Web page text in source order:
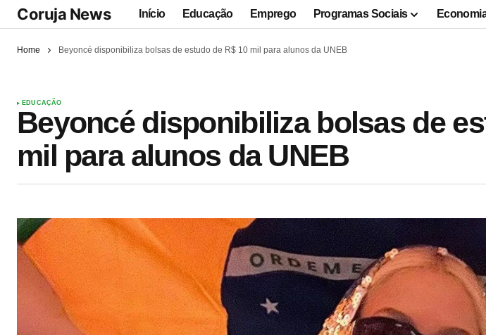
Coruja News Início Educação Emprego Programas Sociais
Home Beyoncé disponibiliza bolsas de estudo de R$ 10 mil para alunos da UNEB
EDUCAÇÃO
Beyoncé disponibiliza bolsas de
mil para alunos da UNEB